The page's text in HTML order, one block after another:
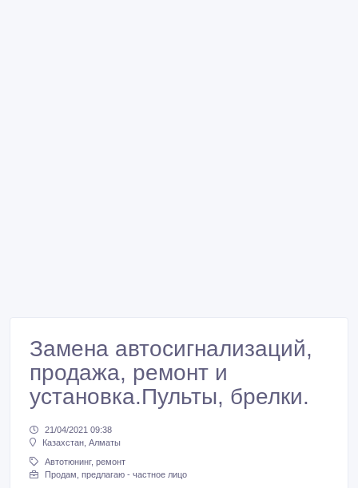
Замена автосигнализаций,
продажа, ремонт и
установка.Пульты, брелки.
21/04/2021 09:38
Казахстан, Алматы
Автотюнинг, ремонт
Продам, предлагаю - частное лицо